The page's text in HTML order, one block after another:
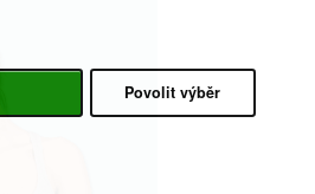
Povolit výběr